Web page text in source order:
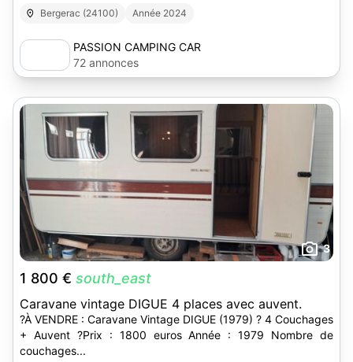
Bergerac (24100) Année 2024
PASSION CAMPING CAR
72 annonces
3
1 800 € south_east
Caravane vintage DIGUE 4 places avec auvent.
?À VENDRE : Caravane Vintage DIGUE (1979) ? 4 Couchages
+ Auvent ?Prix : 1800 euros Année : 1979 Nombre de
couchages...